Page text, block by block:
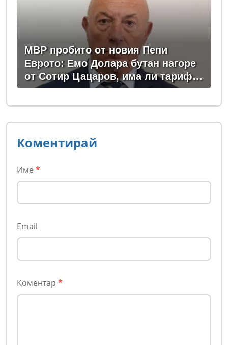
МВР пробито от новия Пепи
Еврото: Емо Долара бутан нагоре
от Сотир Цацаров, има ли тарифа
за назначаване и уволняване?
(ЗАПОВЕД)
Коментирай
Име *
Email
Коментар *